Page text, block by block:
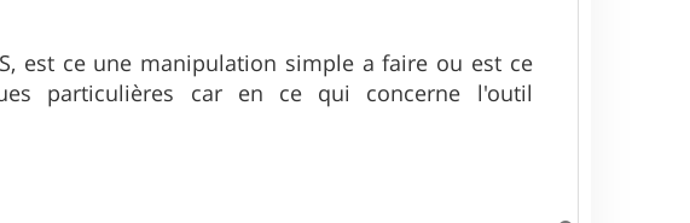
est ce une manipulation simple a faire ou est ce
particulières car en ce qui concerne l'outil